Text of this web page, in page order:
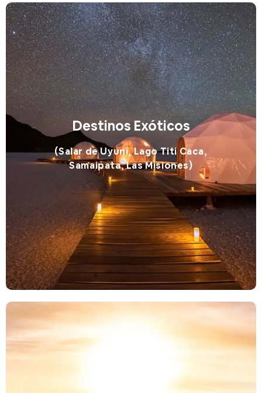
Destinos Exóticos
(Salar de Uyuni, Lago Titi Caca,
Samaipata, Las Misiones)